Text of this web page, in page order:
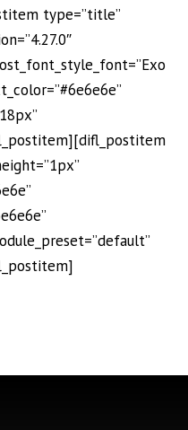
type=”title”